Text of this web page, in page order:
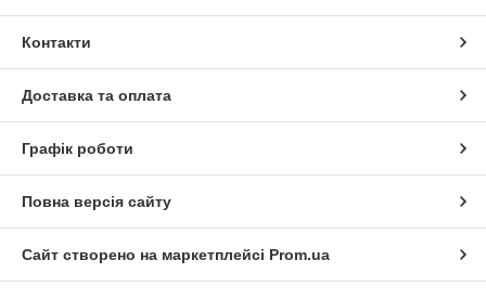
Контакти
Доставка та оплата
Графік роботи
Повна версія сайту
Сайт створено на маркетплейсі Prom.ua